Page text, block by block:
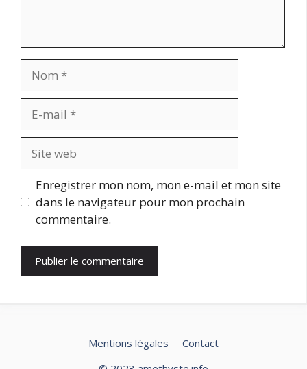
mail
web
Enregistrer mon nom, mon e-mail et mon site
dans le navigateur pour mon prochain
commentaire.
Mentions légales
Contact